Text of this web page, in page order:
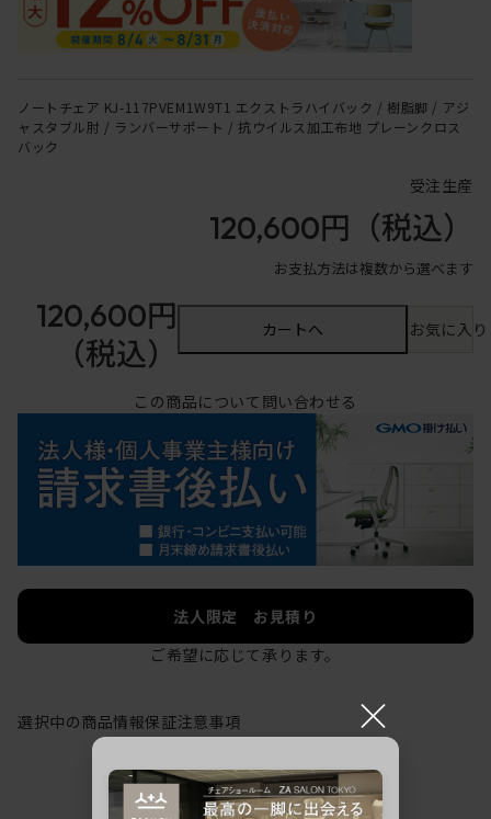
ノートチェア KJ-117PVEM1W9T1 エクストラハイバック / 樹脂脚 / アジ
ャスタブル肘 / ランバーサポート / 抗ウイルス加工布地 プレーンクロス
バック
受注生産
120,600円 （税込）
お支払方法は複数から選べます
120,600円
（税込）
カートへ お気に入
この商品について問い合わせる
法人限定 お見積り
ご希望に応じて承ります。
選択中の商品情報保証注意事項 ×